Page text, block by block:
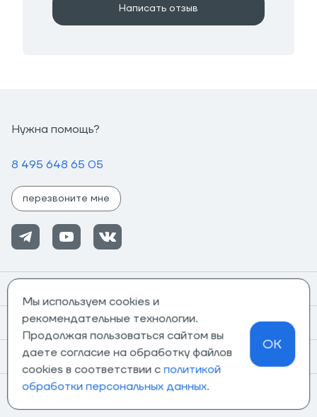
Написать отзыв
Нужна помощь?
8 495 648 65 05
перезвоните мне
Информация
О компании
Магазины
Мы используем cookies и
рекомендательные технологии.
Продолжая пользоваться сайтом вы
даете согласие на обработку файлов
cookies в соответствии с политикой
обработки персональных данных.
OK